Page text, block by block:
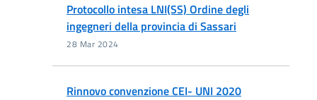
Protocollo intesa LNI(SS) Ordine degli
ingegneri della provincia di Sassari
28 Mar 2024
Rinnovo convenzione CEI- UNI 2020